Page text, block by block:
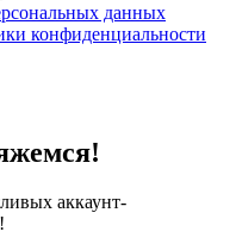
данных
конфиденциальности
аккаунт-